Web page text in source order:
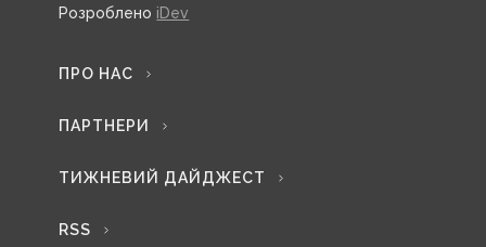
Розроблено iDev
ПРО НАС
ПАРТНЕРИ
ТИЖНЕВИЙ ДАЙДЖЕСТ
RSS